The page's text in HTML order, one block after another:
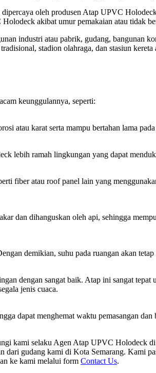
dipercaya oleh produsen Atap UPVC
akibat umur pemakaian atau tidak
industri atau pabrik, gudang, bangunan
stadion olahraga, dan stasiun kereta
keunggulannya, seperti:
atau karat serta mampu bertahan lama
lebih ramah lingkungan yang dapat
fiber atau roof panel lain yang
dan dihanguskan oleh api, sehingga
demikian, suhu pada ruangan akan
dengan sangat baik. Atap ini sangat
jenis cuaca.
dapat menghemat waktu pemasangan
kami selaku Agen Atap UPVC Holodeck
gudang kami di Kota Semarang. Kami
ke kami melalui form Contact Us.